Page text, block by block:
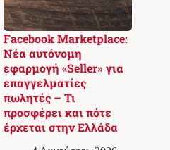
Facebook Marketplace:
Νέα αυτόνομη
εφαρμογή «Seller» για
επαγγελματίες
πωλητές – Τι
προσφέρει και πότε
έρχεται στην Ελλάδα